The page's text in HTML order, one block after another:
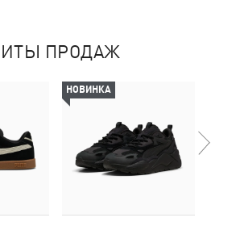
ПРОДАЖ
НОВИНКА